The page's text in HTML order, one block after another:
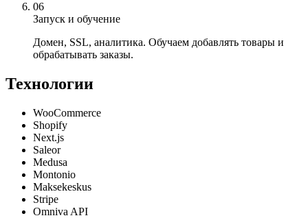
06
Запуск и обучение
Домен, SSL, аналитика. Обучаем добавлять товары и
обрабатывать заказы.
Технологии
WooCommerce
Shopify
Next.js
Saleor
Medusa
Montonio
Maksekeskus
Stripe
Omniva API